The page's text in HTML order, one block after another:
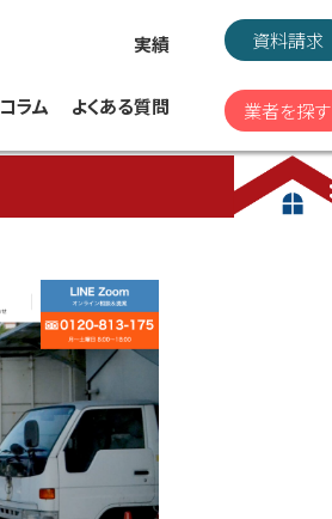
実績
コラム よくある質問
資料請求
業者を探す